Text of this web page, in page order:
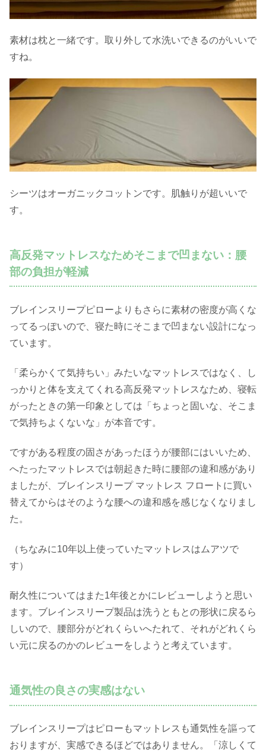
素材は枕と一緒です。取り外して水洗いできるのがいいで
すね。
シーツはオーガニックコットンです。肌触りが超いいで
す。
高反発マットレスなためそこまで凹まない：腰
部の負担が軽減
ブレインスリープピローよりもさらに素材の密度が高くな
ってるっぽいので、寝た時にそこまで凹まない設計になっ
ています。
「柔らかくて気持ちい」みたいなマットレスではなく、し
っかりと体を支えてくれる高反発マットレスなため、寝転
がったときの第一印象としては「ちょっと固いな、そこま
で気持ちよくないな」が本音です。
ですがある程度の固さがあったほうが腰部にはいいため、
へたったマットレスでは朝起きた時に腰部の違和感があり
ましたが、ブレインスリープ マットレス フロートに買い
替えてからはそのような腰への違和感を感じなくなりまし
た。
（ちなみに10年以上使っていたマットレスはムアツで
す）
耐久性についてはまた1年後とかにレビューしようと思い
ます。ブレインスリープ製品は洗うともとの形状に戻るら
しいので、腰部分がどれくらいへたれて、それがどれくら
い元に戻るのかのレビューをしようと考えています。
通気性の良さの実感はない
ブレインスリープはピローもマットレスも通気性を謳って
おりますが、実感できるほどではありません。「涼しくて